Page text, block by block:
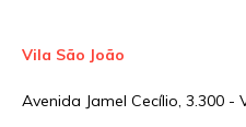
Vila São João
Avenida Jamel Cecílio, 3.300 -